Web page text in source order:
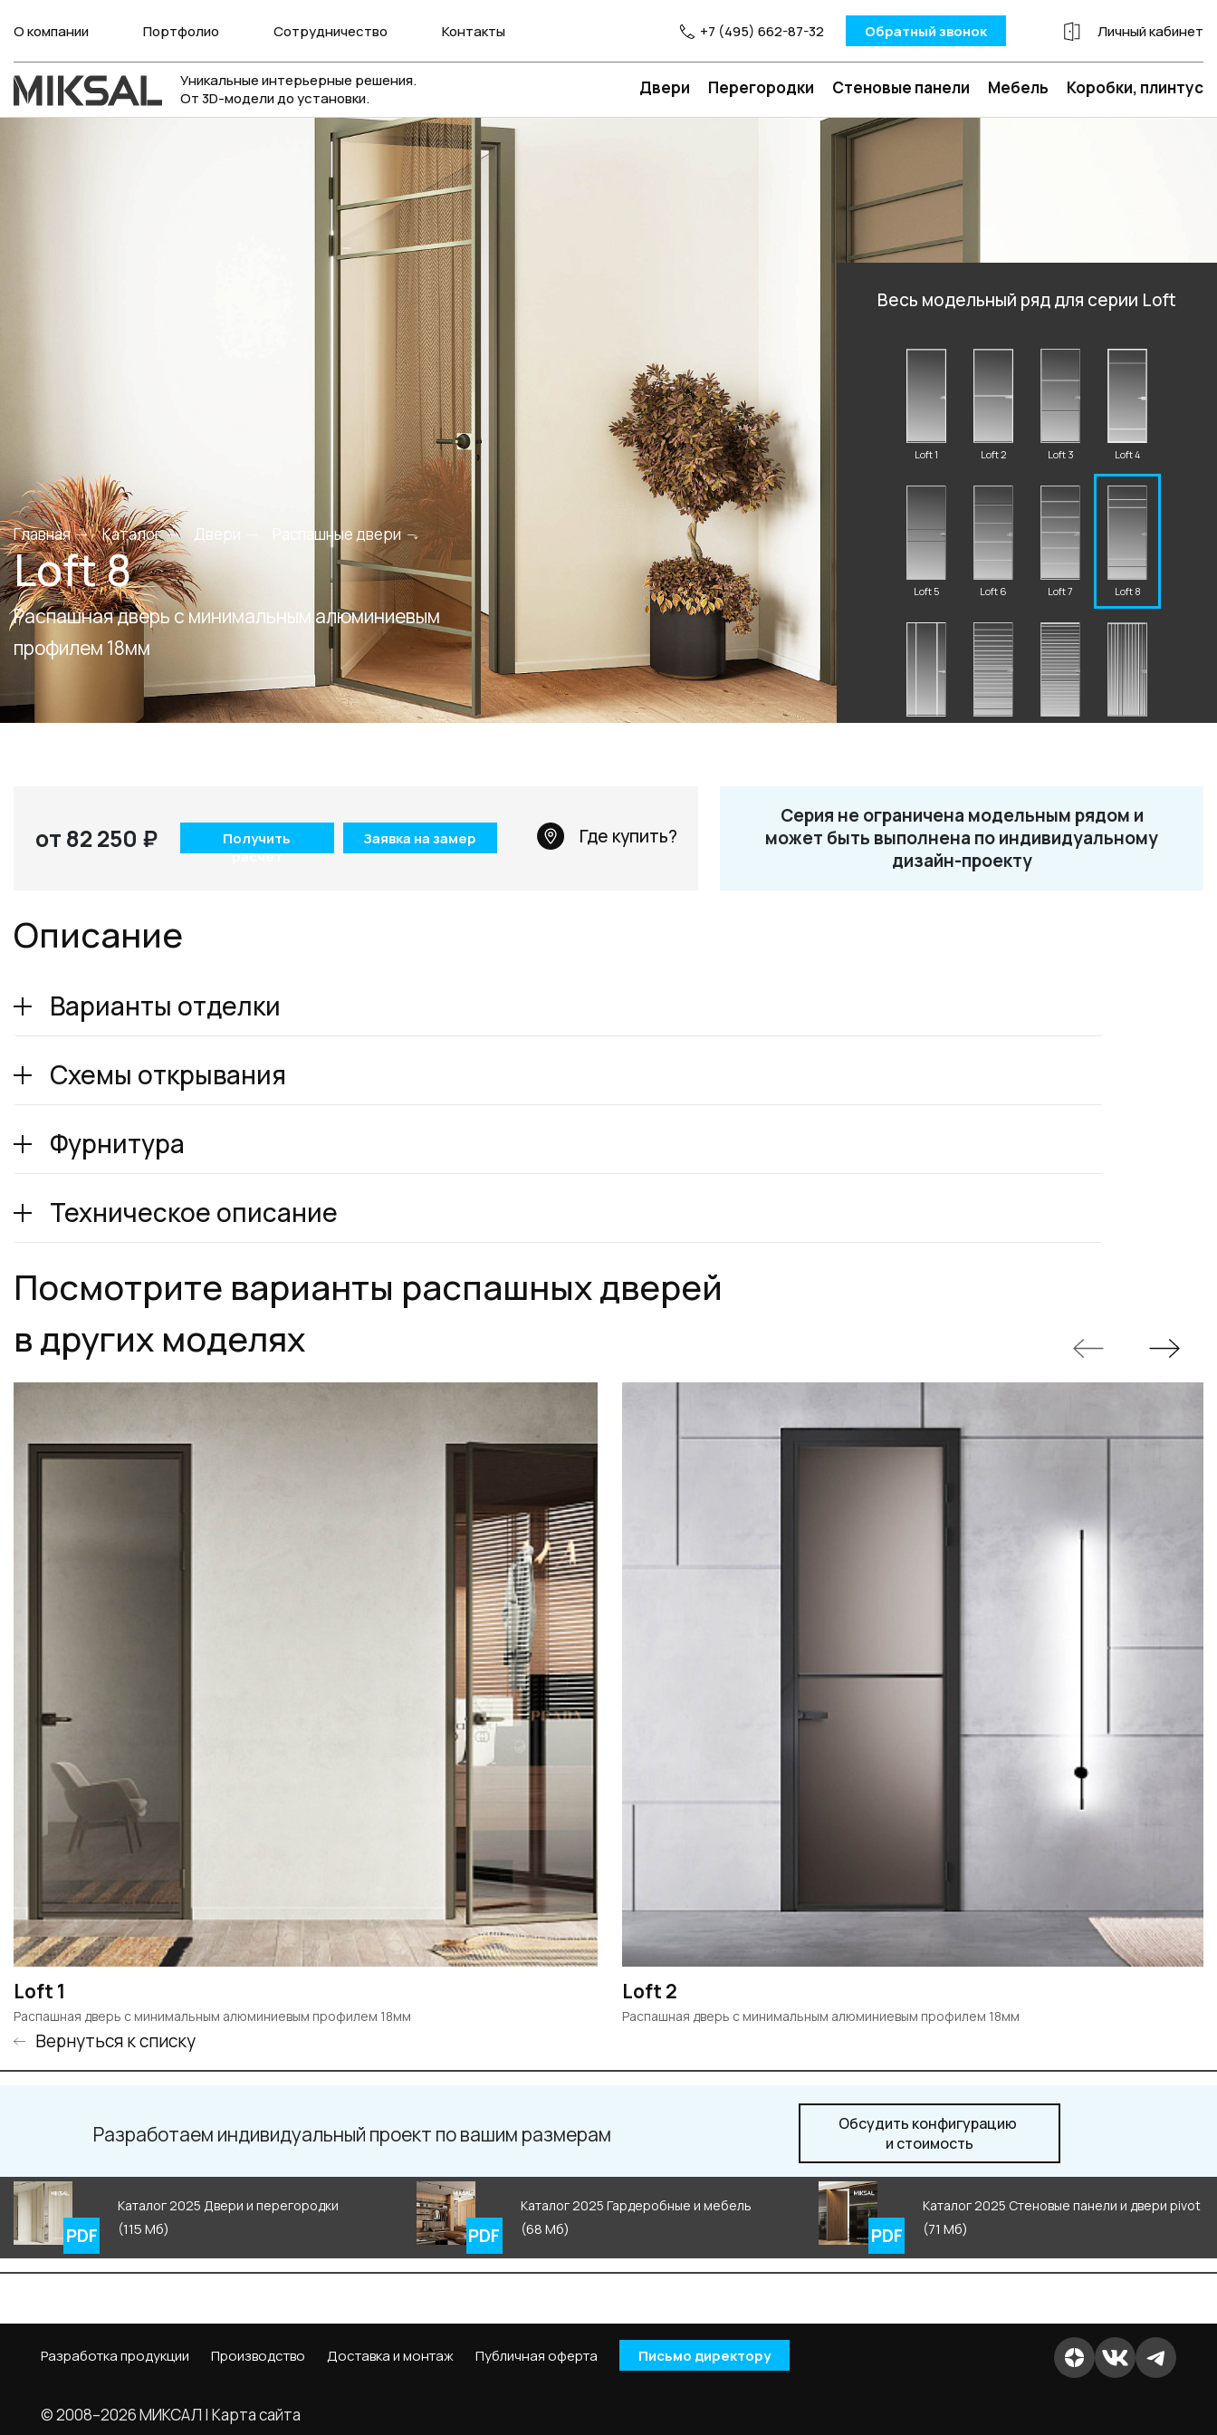
О компании Портфолио Сотрудничество Контакты +7 (495) 662-87-32 Обратный звонок Личный кабинет
Уникальные интерьерные решения.
От 3D-модели до установки.
Двери Перегородки Стеновые панели Мебель Коробки, плинтус
Главная Каталог Двери Распашные двери
Loft 8
Распашная дверь с минимальным алюминиевым
профилем 18мм
Весь модельный ряд для серии Loft
Loft 1 Loft 2 Loft 3 Loft 4
Loft 5 Loft 6 Loft 7 Loft 8
Loft 13 Loft 14
от 82 250 ₽
Получить
расчет
Заявка на замер Где купить?
Серия не ограничена модельным рядом и
может быть выполнена по индивидуальному
дизайн-проекту
Описание
Варианты отделки
Схемы открывания
Фурнитура
Техническое описание
Посмотрите варианты распашных дверей
в других моделях
Loft 1
Распашная дверь с минимальным алюминиевым профилем 18мм
Loft 2
Распашная дверь с минимальным алюминиевым профилем 18мм
Вернуться к списку
Разработаем индивидуальный проект по вашим размерам
Обсудить конфигурацию
и стоимость
Каталог 2025 Двери и перегородки
(115 Мб)
Каталог 2025 Гардеробные и мебель
(68 Мб)
Каталог 2025 Стеновые панели и двери pivot
(71 Мб)
+7 495 662 87 32
salon@miksal.ru
Белорусская
г. Москва, ул. Бутырский Вал, д. 32
Телефон: +7 495 662-87-32
Разработка продукции Производство Доставка и монтаж Публичная оферта Письмо директору
© 2008–2026 МИКСАЛ | Карта сайта